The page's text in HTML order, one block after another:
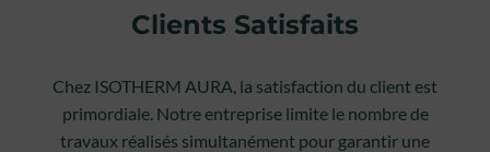
Clients Satisfaits
Chez ISOTHERM AURA, la satisfaction du client est
primordiale. Notre entreprise limite le nombre de
travaux réalisés simultanément pour garantir une